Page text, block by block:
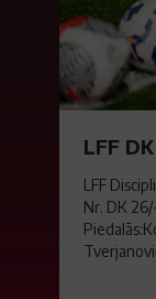
LFF
LFF
Nr. DK